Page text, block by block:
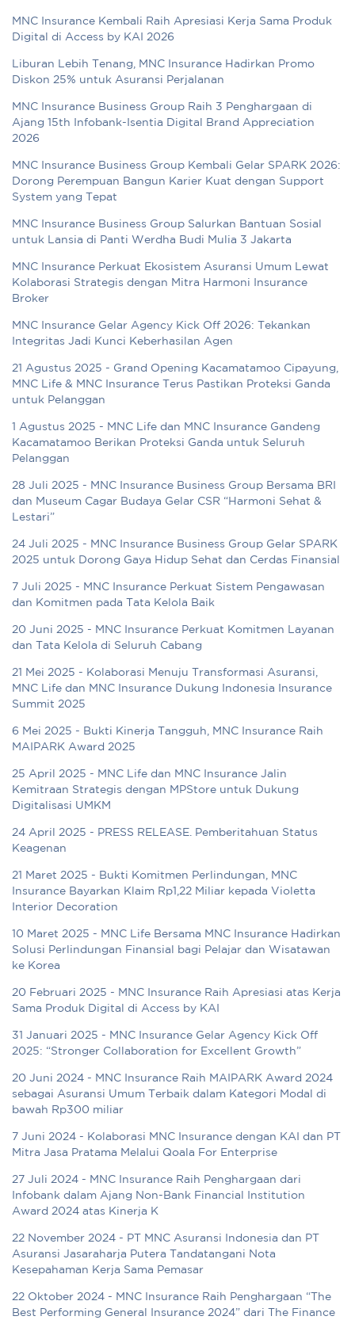
MNC Insurance Kembali Raih Apresiasi Kerja Sama Produk
Digital di Access by KAI 2026
Liburan Lebih Tenang, MNC Insurance Hadirkan Promo
Diskon 25% untuk Asuransi Perjalanan
MNC Insurance Business Group Raih 3 Penghargaan di
Ajang 15th Infobank-Isentia Digital Brand Appreciation
2026
MNC Insurance Business Group Kembali Gelar SPARK 2026:
Dorong Perempuan Bangun Karier Kuat dengan Support
System yang Tepat
MNC Insurance Business Group Salurkan Bantuan Sosial
untuk Lansia di Panti Werdha Budi Mulia 3 Jakarta
MNC Insurance Perkuat Ekosistem Asuransi Umum Lewat
Kolaborasi Strategis dengan Mitra Harmoni Insurance
Broker
MNC Insurance Gelar Agency Kick Off 2026: Tekankan
Integritas Jadi Kunci Keberhasilan Agen
21 Agustus 2025 - Grand Opening Kacamatamoo Cipayung,
MNC Life & MNC Insurance Terus Pastikan Proteksi Ganda
untuk Pelanggan
1 Agustus 2025 - MNC Life dan MNC Insurance Gandeng
Kacamatamoo Berikan Proteksi Ganda untuk Seluruh
Pelanggan
28 Juli 2025 - MNC Insurance Business Group Bersama BRI
dan Museum Cagar Budaya Gelar CSR “Harmoni Sehat &
Lestari”
24 Juli 2025 - MNC Insurance Business Group Gelar SPARK
2025 untuk Dorong Gaya Hidup Sehat dan Cerdas Finansial
7 Juli 2025 - MNC Insurance Perkuat Sistem Pengawasan
dan Komitmen pada Tata Kelola Baik
20 Juni 2025 - MNC Insurance Perkuat Komitmen Layanan
dan Tata Kelola di Seluruh Cabang
21 Mei 2025 - Kolaborasi Menuju Transformasi Asuransi,
MNC Life dan MNC Insurance Dukung Indonesia Insurance
Summit 2025
6 Mei 2025 - Bukti Kinerja Tangguh, MNC Insurance Raih
MAIPARK Award 2025
25 April 2025 - MNC Life dan MNC Insurance Jalin
Kemitraan Strategis dengan MPStore untuk Dukung
Digitalisasi UMKM
24 April 2025 - PRESS RELEASE. Pemberitahuan Status
Keagenan
21 Maret 2025 - Bukti Komitmen Perlindungan, MNC
Insurance Bayarkan Klaim Rp1,22 Miliar kepada Violetta
Interior Decoration
10 Maret 2025 - MNC Life Bersama MNC Insurance Hadirkan
Solusi Perlindungan Finansial bagi Pelajar dan Wisatawan
ke Korea
20 Februari 2025 - MNC Insurance Raih Apresiasi atas Kerja
Sama Produk Digital di Access by KAI
31 Januari 2025 - MNC Insurance Gelar Agency Kick Off
2025: “Stronger Collaboration for Excellent Growth”
20 Juni 2024 - MNC Insurance Raih MAIPARK Award 2024
sebagai Asuransi Umum Terbaik dalam Kategori Modal di
bawah Rp300 miliar
7 Juni 2024 - Kolaborasi MNC Insurance dengan KAI dan PT
Mitra Jasa Pratama Melalui Qoala For Enterprise
27 Juli 2024 - MNC Insurance Raih Penghargaan dari
Infobank dalam Ajang Non-Bank Financial Institution
Award 2024 atas Kinerja K
22 November 2024 - PT MNC Asuransi Indonesia dan PT
Asuransi Jasaraharja Putera Tandatangani Nota
Kesepahaman Kerja Sama Pemasar
22 Oktober 2024 - MNC Insurance Raih Penghargaan “The
Best Performing General Insurance 2024” dari The Finance